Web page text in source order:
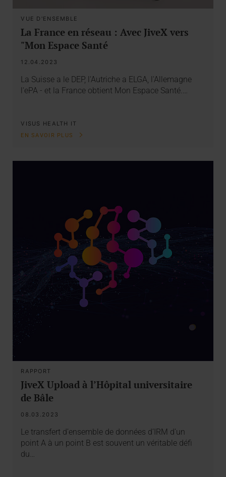
VUE D'ENSEMBLE
La France en réseau : Avec JiveX vers
"Mon Espace Santé
12.04.2023
La Suisse a le DEP, l'Autriche a ELGA, l'Allemagne
l'ePA - et la France obtient Mon Espace Santé.…
VISUS HEALTH IT
EN SAVOIR PLUS
RAPPORT
JiveX Upload à l’Hôpital universitaire
de Bâle
08.03.2023
Le transfert d’ensemble de données d’IRM d’un
point A à un point B est souvent un véritable défi
du…